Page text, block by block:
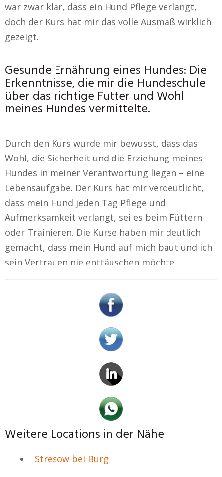
war zwar klar, dass ein Hund Pflege verlangt,
doch der Kurs hat mir das volle Ausmaß wirklich
gezeigt.
Gesunde Ernährung eines Hundes: Die
Erkenntnisse, die mir die Hundeschule
über das richtige Futter und Wohl
meines Hundes vermittelte.
Durch den Kurs wurde mir bewusst, dass das
Wohl, die Sicherheit und die Erziehung meines
Hundes in meiner Verantwortung liegen – eine
Lebensaufgabe. Der Kurs hat mir verdeutlicht,
dass mein Hund jeden Tag Pflege und
Aufmerksamkeit verlangt, sei es beim Füttern
oder Trainieren. Die Kurse haben mir deutlich
gemacht, dass mein Hund auf mich baut und ich
sein Vertrauen nie enttäuschen möchte.
Weitere Locations in der Nähe
Stresow bei Burg